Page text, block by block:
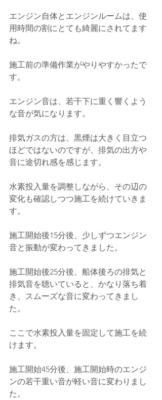
エンジン自体とエンジンルームは、使
用時間の割にとても綺麗にされてます
ね。
施工前の準備作業がやりやすかったで
す。
エンジン音は、若干下に重く響くよう
な音が気になります。
排気ガスの方は、黒煙は大きく目立つ
ほどではないのですが、排気の出方や
音に途切れ感を感じます。
水素投入量を調整しながら、その辺の
変化も確認しつつ施工を続けていきま
す。
施工開始後15分後、少しずつエンジン
音と振動が変わってきました。
施工開始後25分後、船体後ろの排気と
排気音を聴いていると、かなり落ち着
き、スムーズな音に変わってきまし
た。
ここで水素投入量を固定して施工を続
けます。
施工開始45分後、施工開始時のエンジ
ンの若干重い音が軽い音に変わりまし
た。